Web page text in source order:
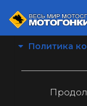
Политика